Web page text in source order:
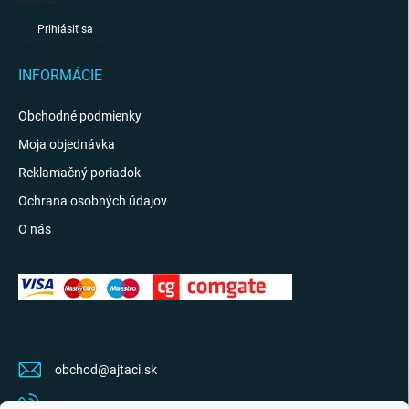
Prihlásiť sa
INFORMÁCIE
Obchodné podmienky
Moja objednávka
Reklamačný poriadok
Ochrana osobných údajov
O nás
obchod@ajtaci.sk
0904 07 34 34